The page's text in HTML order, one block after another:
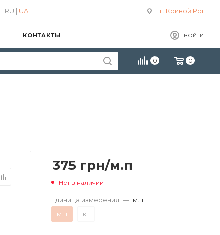
г. Кривой Рог
RU | UA
ВОЙТИ
КОНТАКТЫ
0 0
375 грн/м.п
Нет в наличии
Единица измерения — м.п
м.п
кг